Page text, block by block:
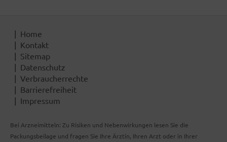
Home
Kontakt
Sitemap
Datenschutz
Verbraucherrechte
Barrierefreiheit
Impressum
Bei Arzneimitteln: Zu Risiken und Nebenwirkungen lesen Sie die
Packungsbeilage und fragen Sie Ihre Ärztin, Ihren Arzt oder in Ihrer